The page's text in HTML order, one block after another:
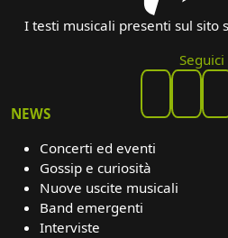
I testi musicali presenti sul sito
Seguici
NEWS
Concerti ed eventi
Gossip e curiosità
Nuove uscite musicali
Band emergenti
Interviste